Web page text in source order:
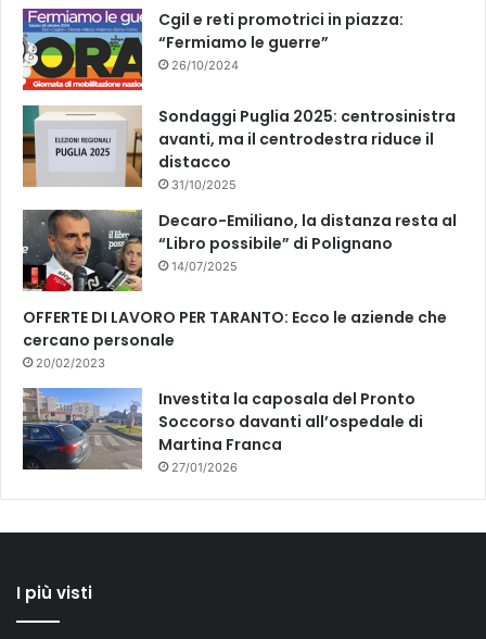
k
Cgil e reti promotrici in piazza:
“Fermiamo le guerre”
26/10/2024
Sondaggi Puglia 2025: centrosinistra
avanti, ma il centrodestra riduce il
distacco
31/10/2025
Decaro-Emiliano, la distanza resta al
“Libro possibile” di Polignano
14/07/2025
OFFERTE DI LAVORO PER TARANTO: Ecco le aziende che
cercano personale
20/02/2023
Investita la caposala del Pronto
Soccorso davanti all’ospedale di
Martina Franca
27/01/2026
I più visti